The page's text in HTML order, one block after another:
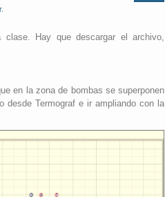
Hay que descargar el archivo,
en la zona de bombas se superponen
desde Termograf e ir ampliando con la